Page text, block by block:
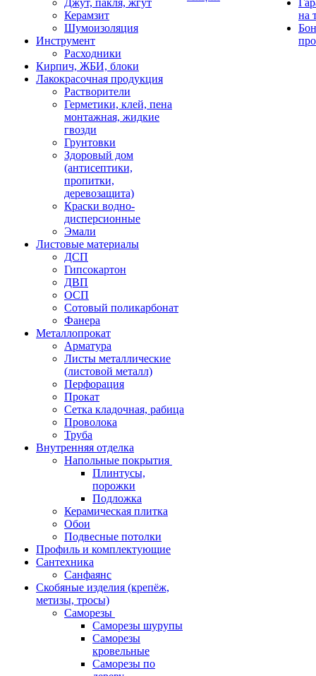
Джут, пакля, жгут
Керамзит
Шумоизоляция
Инструмент
Расходники
Кирпич, ЖБИ, блоки
Лакокрасочная продукция
Растворители
Герметики, клей, пена
монтажная, жидкие
гвозди
Грунтовки
Здоровый дом
(антисептики,
пропитки,
деревозащита)
Краски водно-
дисперсионные
Эмали
Листовые материалы
ДСП
Гипсокартон
ДВП
ОСП
Сотовый поликарбонат
Фанера
Металлопрокат
Арматура
Листы металлические
(листовой металл)
Перфорация
Прокат
Сетка кладочная, рабица
Проволока
Труба
Внутренняя отделка
Напольные покрытия
Плинтусы,
порожки
Подложка
Керамическая плитка
Обои
Подвесные потолки
Профиль и комплектующие
Сантехника
Санфаянс
Скобяные изделия (крепёж,
метизы, тросы)
Саморезы
Саморезы шурупы
Саморезы
кровельные
Саморезы по
на